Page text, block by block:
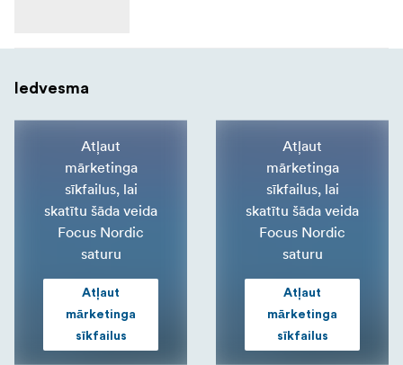
Iedvesma
Atļaut
mārketinga
sīkfailus, lai
skatītu šāda veida
Focus Nordic
saturu
Atļaut
mārketinga
sīkfailus
Atļaut
mārketinga
sīkfailus, lai
skatītu šāda veida
Focus Nordic
saturu
Atļaut
mārketinga
sīkfailus